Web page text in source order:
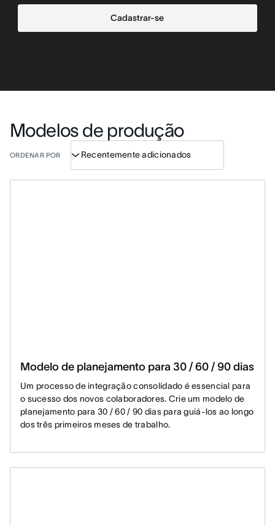
Cadastrar-se
Modelos de produção
ORDENAR POR
Modelo de planejamento para 30 / 60 / 90 dias
Um processo de integração consolidado é essencial para
o sucesso dos novos colaboradores. Crie um modelo de
planejamento para 30 / 60 / 90 dias para guiá-los ao longo
dos três primeiros meses de trabalho.